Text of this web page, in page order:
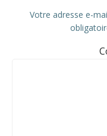
Votre adresse e-